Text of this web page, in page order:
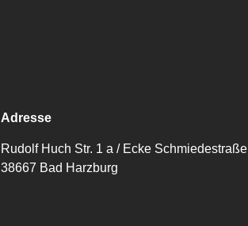
Adresse
Rudolf Huch Str. 1 a / Ecke Schmiedestraße
38667 Bad Harzburg